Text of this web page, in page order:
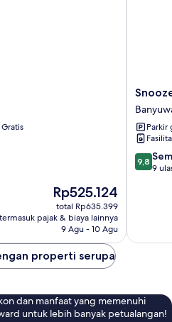
Harga
sekarang
Rp525.124
Rp525.124
total Rp635.399
termasuk pajak & biaya lainnya
9 Agu - 10 Agu
Snooze
Ijen
Parkir
9.8
dari
9,8
9
properti serupa
dan manfaat yang memenuhi
untuk lebih banyak petualangan!